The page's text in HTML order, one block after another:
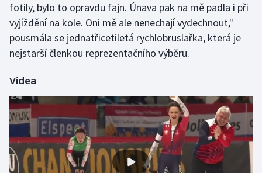
Motorsport
Olympijské hry
Plavání
Plážový volejbal
Ragby
fotily, bylo to opravdu fajn. Únava pak na mě padla i při
vyjíždění na kole. Oni mě ale nenechají vydechnout,"
pousmála se jednatřicetiletá rychlobruslařka, která je
nejstarší členkou reprezentačního výběru.
Videa